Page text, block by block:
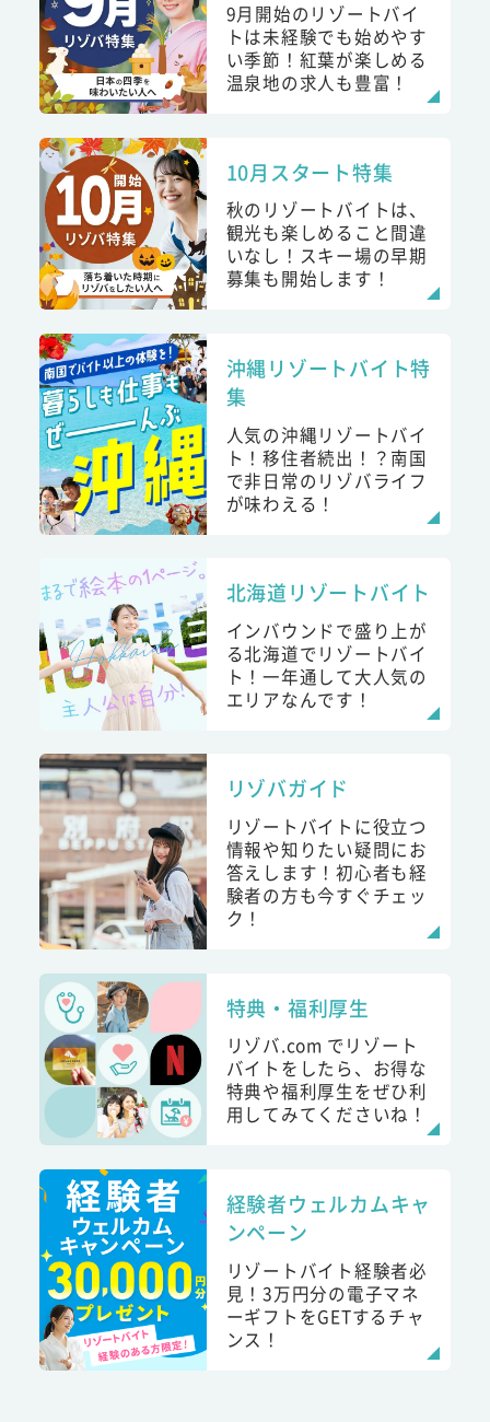
9月開始のリゾートバイ
トは未経験でも始めやす
い季節！紅葉が楽しめる
温泉地の求人も豊富！
10月スタート特集
秋のリゾートバイトは、
観光も楽しめること間違
いなし！スキー場の早期
募集も開始します！
沖縄リゾートバイト特
集
人気の沖縄リゾートバイ
ト！移住者続出！？南国
で非日常のリゾバライフ
が味わえる！
北海道リゾートバイト
インバウンドで盛り上が
る北海道でリゾートバイ
ト！一年通して大人気の
エリアなんです！
リゾバガイド
リゾートバイトに役立つ
情報や知りたい疑問にお
答えします！初心者も経
験者の方も今すぐチェッ
ク！
特典・福利厚生
リゾバ.com でリゾート
バイトをしたら、お得な
特典や福利厚生をぜひ利
用してみてくださいね！
経験者ウェルカムキャ
ンペーン
リゾートバイト経験者必
見！3万円分の電子マネ
ーギフトをGETするチャ
ンス！